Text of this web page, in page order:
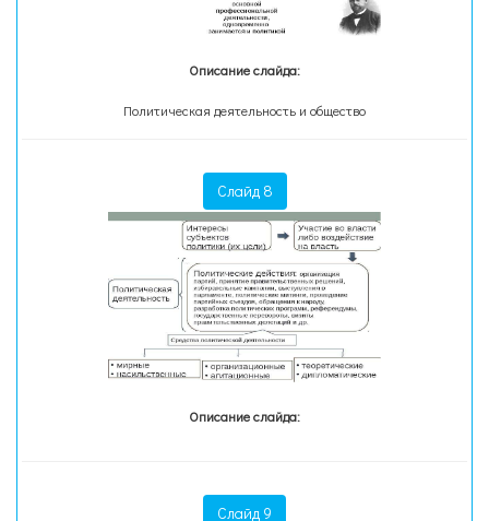
Описание слайда:
Политическая деятельность и общество
Слайд 8
Описание слайда:
Слайд 9